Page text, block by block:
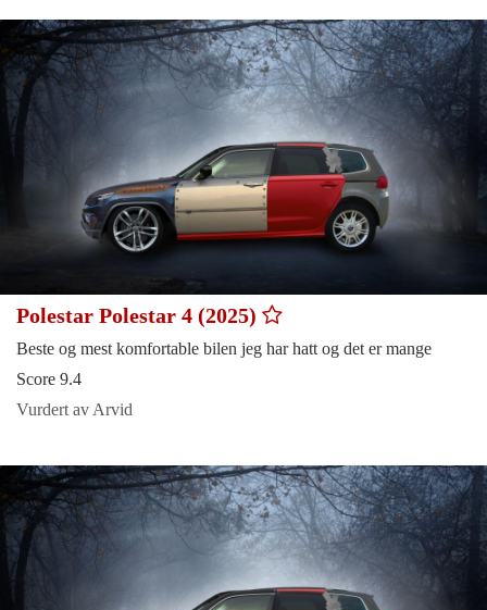
Polestar Polestar 4 (2025)
Beste og mest komfortable bilen jeg har hatt og det er mange
Score 9.4
Vurdert av Arvid